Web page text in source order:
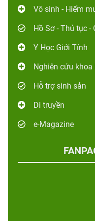
Vô sinh - Hiếm
Hồ Sơ - Thủ tục -
Y Học Giới Tính
Nghiên cứu khoa
Hỗ trợ sinh sản
Di truyền
e-Magazine